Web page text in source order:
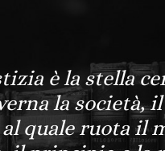
è la stella
la società,
quale ruota il